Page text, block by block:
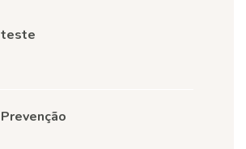
teste
Prevenção